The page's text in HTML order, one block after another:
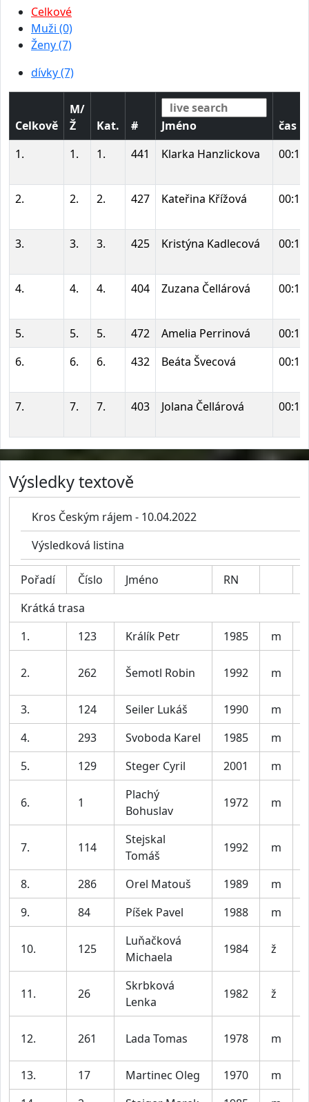
Celkové
Muži (0)
Ženy (7)
dívky (7)
Celkově
M/
Ž
Kat. # Jméno
čas
1.
1. 1. 441 Klarka Hanzlickova
2. 2. 2. 427 Kateřina Křížová
3. 3. 3. 425 Kristýna Kadlecová
4. 4. 4. 404 Zuzana Čellárová
5. 5. 5. 472 Amelia Perrinová
6.
6. 6. 432 Beáta Švecová
7. 7. 7. 403 Jolana Čellárová
Výsledky textově
Kros Českým rájem - 10.04.2022
Výsledková listina
Pořadí Číslo Jméno RN
Krátká trasa
1.
123 Králík Petr 1985 m
2. 262 Šemotl Robin 1992 m
3. 124 Seiler Lukáš 1990 m
4.
293 Svoboda Karel 1985 m
5.
129 Steger Cyril 2001 m
6. 1
Plachý
Bohuslav
1972 m
7. 114
Stejskal
Tomáš
1992 m
8. 286 Orel Matouš 1989 m
9.
84 Píšek Pavel 1988 m
10. 125
Luňačková
Michaela
1984 ž
11. 26
Skrbková
Lenka
1982 ž
12. 261 Lada Tomas 1978 m
13.
17 Martinec Oleg 1970 m